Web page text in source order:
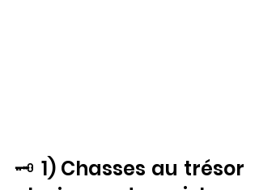
🗝️ 1) Chasses au trésor